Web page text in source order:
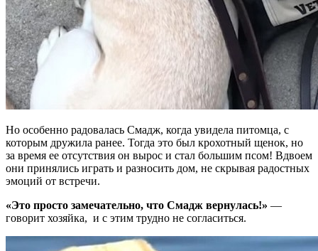
Но особенно радовалась Смадж, когда увидела питомца, с
которым дружила ранее. Тогда это был крохотный щенок, но
за время ее отсутствия он вырос и стал большим псом! Вдвоем
они принялись играть и разносить дом, не скрывая радостных
эмоций от встречи.
«Это просто замечательно, что Смадж вернулась!» —
говорит хозяйка, и с этим трудно не согласиться.